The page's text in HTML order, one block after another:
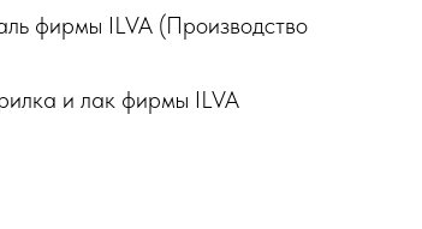
фирмы ILVA (Производство
и лак фирмы ILVA